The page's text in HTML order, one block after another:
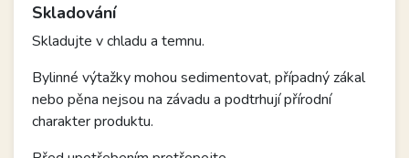
Skladování
Skladujte v chladu a temnu.
Bylinné výtažky mohou sedimentovat, případný zákal
nebo pěna nejsou na závadu a podtrhují přírodní
charakter produktu.